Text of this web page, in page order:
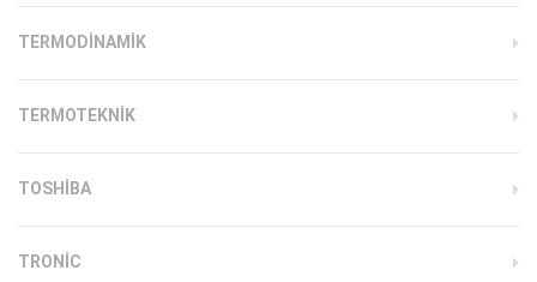
TERMODINAMIK
TERMOTEKNIK
TOSHIBA
TRONIC